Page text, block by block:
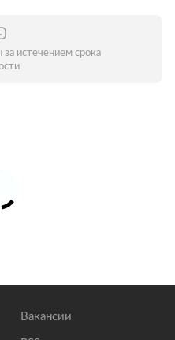
истечением срока
Вакансии